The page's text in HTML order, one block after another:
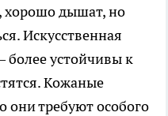
хорошо дышат, но
Искусственная
устойчивы к
Кожаные
они требуют особого